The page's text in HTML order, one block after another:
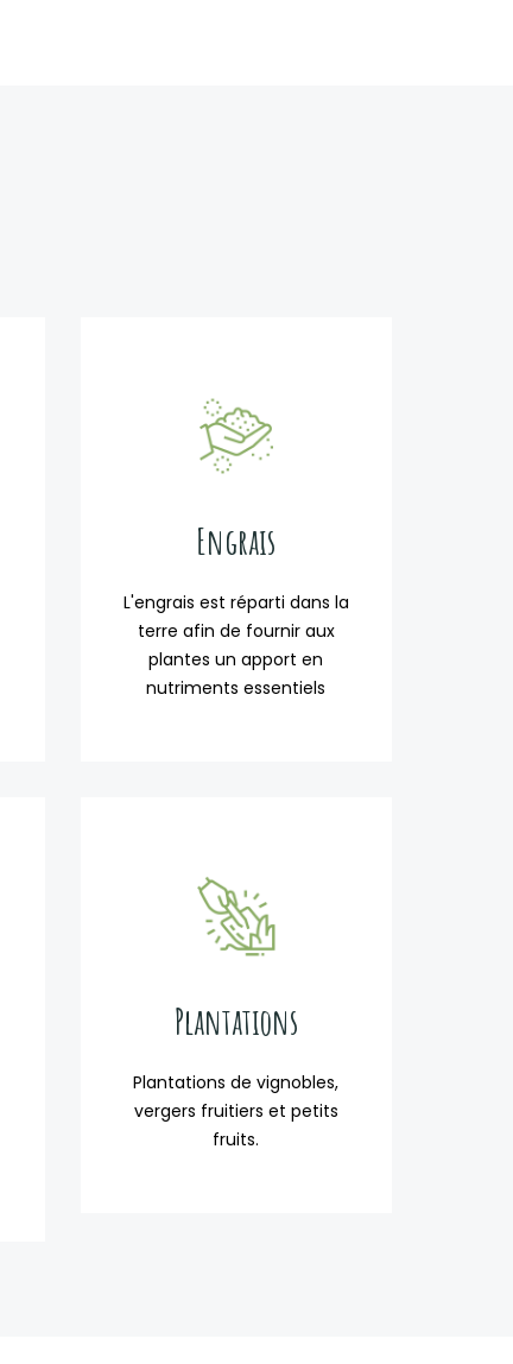
Engrais
L'engrais est réparti dans la
terre afin de fournir aux
plantes un apport en
nutriments essentiels
Plantations
Plantations de vignobles,
vergers fruitiers et petits
fruits.